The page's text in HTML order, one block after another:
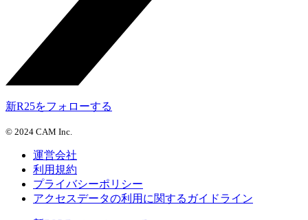
新R25をフォローする
© 2024 CAM Inc.
運営会社
利用規約
プライバシーポリシー
アクセスデータの利用に関するガイドライン